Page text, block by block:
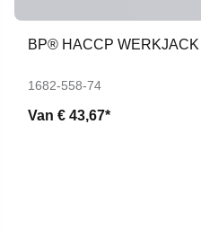
BP® HACCP
1682-558-74
Van € 43,67*